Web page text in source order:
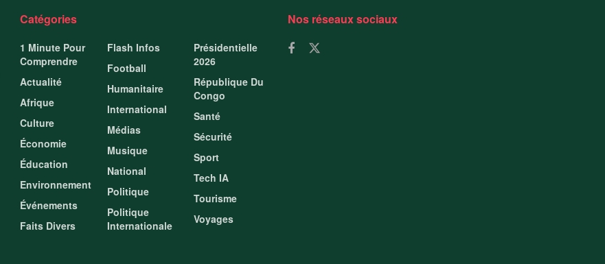
Catégories
1 Minute Pour
Comprendre
Actualité
Afrique
Culture
Économie
Éducation
Environnement
Événements
Faits Divers
Flash Infos
Football
Humanitaire
International
Médias
Musique
National
Politique
Politique
Internationale
Présidentielle
2026
République Du
Congo
Santé
Sécurité
Sport
Tech IA
Tourisme
Voyages
Nos réseaux sociaux